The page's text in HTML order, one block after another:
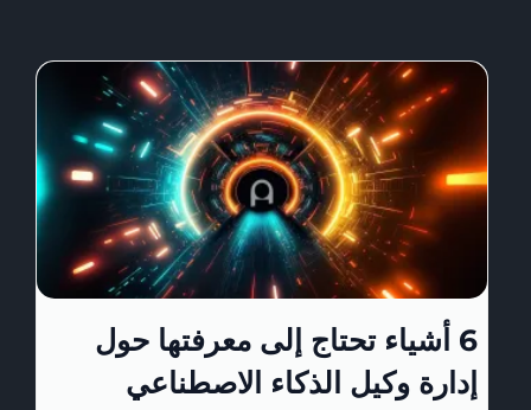
6 أشياء تحتاج إلى معرفتها حول
إدارة وكيل الذكاء الاصطناعي